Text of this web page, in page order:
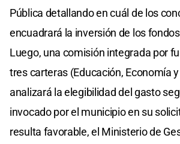
Pública detallando en cuál de los
encuadrará la inversión de los
Luego, una comisión integrada por
tres carteras (Educación, Economía
analizará la elegibilidad del gasto
invocado por el municipio en su
resulta favorable, el Ministerio de